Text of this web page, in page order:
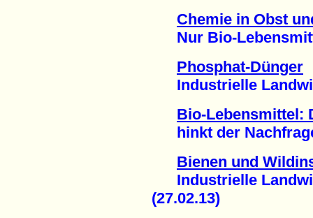
Chemie in Obst
Nur Bio-
Phosphat-Dünger
Industrielle
Bio-Lebensmittel:
hinkt der
Bienen und
Industrielle
(27.02.13)